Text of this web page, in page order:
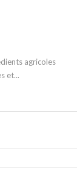
agricoles
et...